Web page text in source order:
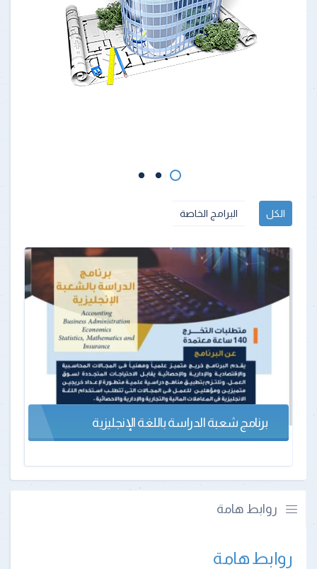
الكل البرامج الخاصة
برنامج شعبة الدراسة باللغة الإنجليزية
روابط هامة
روابط هامة